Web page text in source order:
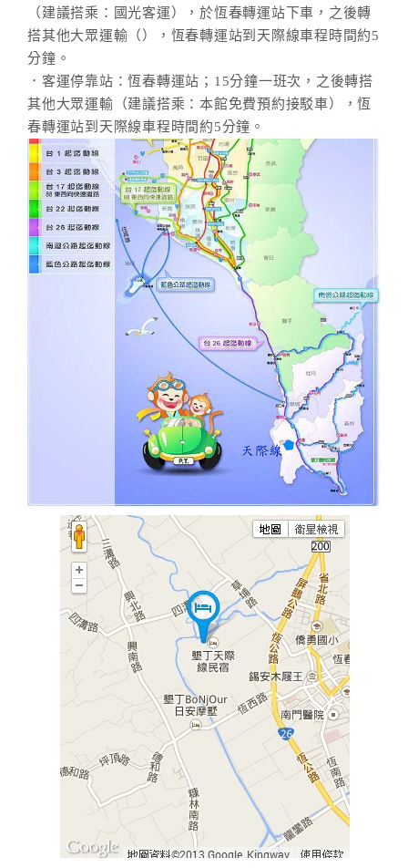
（建議搭乘：國光客運），於恆春轉運站下車，之後轉
搭其他大眾運輸（），恆春轉運站到天際線車程時間約5
分鐘。
．客運停靠站：恆春轉運站；15分鐘一班次，之後轉搭
其他大眾運輸（建議搭乘：本館免費預約接駁車），恆
春轉運站到天際線車程時間約5分鐘。